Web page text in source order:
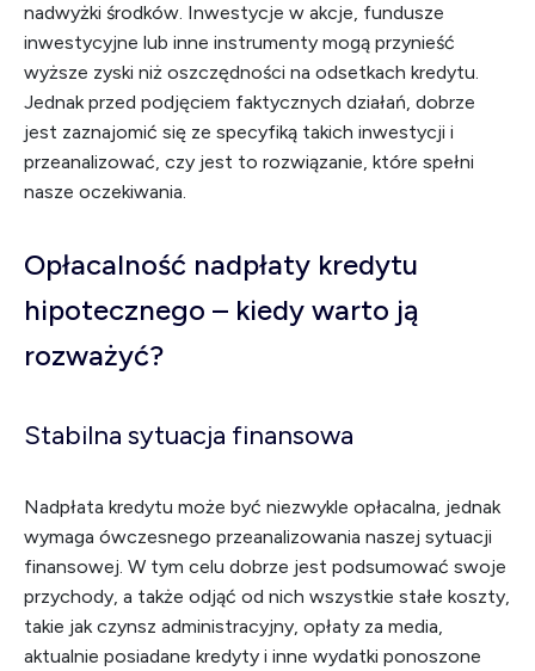
nadwyżki środków. Inwestycje w akcje, fundusze
inwestycyjne lub inne instrumenty mogą przynieść
wyższe zyski niż oszczędności na odsetkach kredytu.
Jednak przed podjęciem faktycznych działań, dobrze
jest zaznajomić się ze specyfiką takich inwestycji i
przeanalizować, czy jest to rozwiązanie, które spełni
nasze oczekiwania.
Opłacalność nadpłaty kredytu
hipotecznego – kiedy warto ją
rozważyć?
Stabilna sytuacja finansowa
Nadpłata kredytu może być niezwykle opłacalna, jednak
wymaga ówczesnego przeanalizowania naszej sytuacji
finansowej. W tym celu dobrze jest podsumować swoje
przychody, a także odjąć od nich wszystkie stałe koszty,
takie jak czynsz administracyjny, opłaty za media,
aktualnie posiadane kredyty i inne wydatki ponoszone